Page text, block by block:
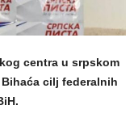
centra u srpskom
cilj federalnih